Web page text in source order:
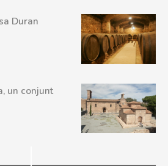
Duran
un conjunt